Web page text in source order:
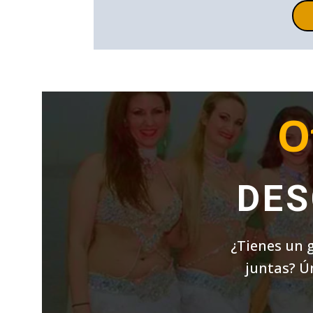
¿Tienes un
juntas?